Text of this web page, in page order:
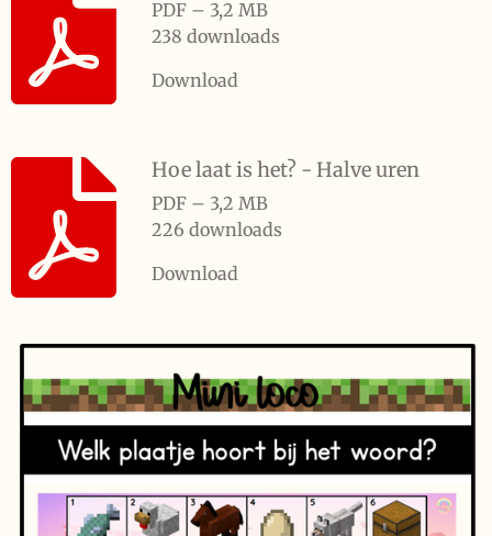
PDF – 3,2 MB
238 downloads
Download
Hoe laat is het? - Halve uren
PDF – 3,2 MB
226 downloads
Download